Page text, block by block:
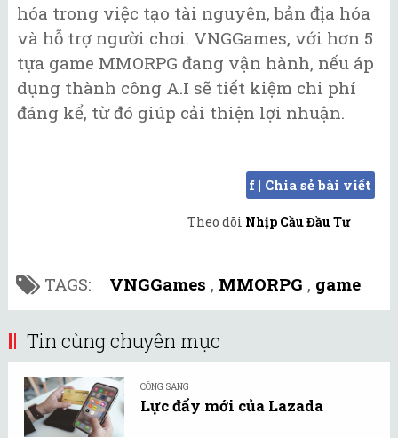
hóa trong việc tạo tài nguyên, bản địa hóa
và hỗ trợ người chơi. VNGGames, với hơn 5
tựa game MMORPG đang vận hành, nếu áp
dụng thành công A.I sẽ tiết kiệm chi phí
đáng kể, từ đó giúp cải thiện lợi nhuận.
f | Chia sẻ bài viết
Theo dõi Nhịp Cầu Đầu Tư
TAGS: VNGGames , MMORPG , game
Tin cùng chuyên mục
CÔNG SANG
Lực đẩy mới của Lazada